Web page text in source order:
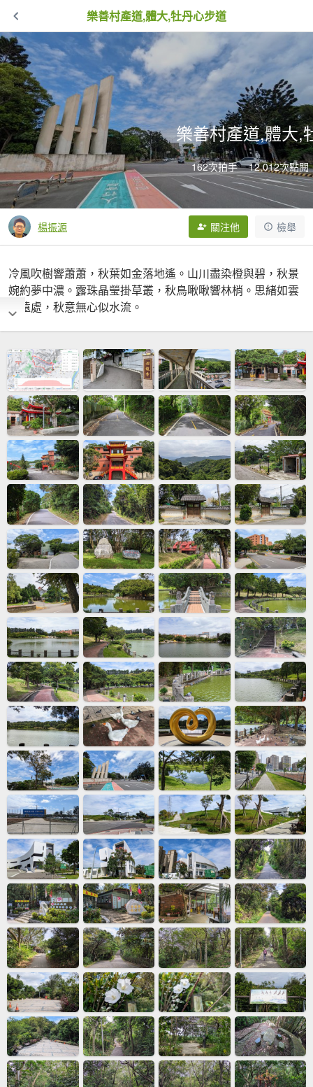
樂善村產道,體大,牡丹心步道
樂善村產道,體大,
162次拍手 12,012次點閱
楊振源 關注他 檢舉
冷風吹樹響蕭蕭，秋葉如金落地遙。山川盡染橙與碧，秋景
婉約夢中濃。露珠晶瑩掛草叢，秋鳥啾啾響林梢。思緒如雲
飄遠處，秋意無心似水流。